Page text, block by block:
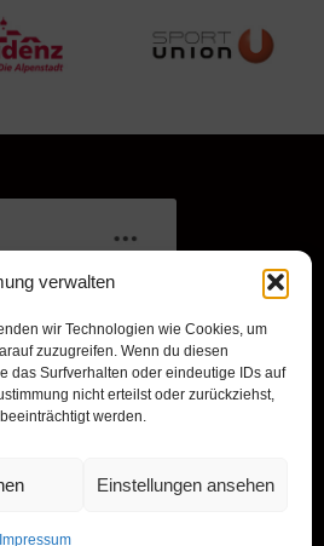
verwalten
wir Technologien wie Cookies, um
zuzugreifen. Wenn du diesen
das Surfverhalten oder eindeutige IDs auf
nicht erteilst oder zurückziehst,
werden.
Einstellungen ansehen